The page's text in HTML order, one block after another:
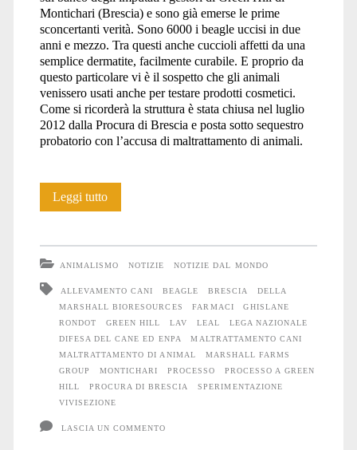
Montichari (Brescia) e sono già emerse le prime
sconcertanti verità. Sono 6000 i beagle uccisi in due
anni e mezzo. Tra questi anche cuccioli affetti da una
semplice dermatite, facilmente curabile. E proprio da
questo particolare vi è il sospetto che gli animali
venissero usati anche per testare prodotti cosmetici.
Come si ricorderà la struttura è stata chiusa nel luglio
2012 dalla Procura di Brescia e posta sotto sequestro
probatorio con l’accusa di maltrattamento di animali.
Leggi tuttoVia
Hill,
prime
rivelazioni:
uccisi
6.000
ANIMALISMO NOTIZIE NOTIZIE DAL MONDO
ALLEVAMENTO CANI BEAGLE BRESCIA
DELLA
MARSHALL BIORESOURCES
FARMACI
GHISLANE
RONDOT
GREEN HILL LAV LEAL
LEGA NAZIONALE
DIFESA DEL CANE ED ENPA
MALTRATTAMENTO CANI
MALTRATTAMENTO DI ANIMAL
MARSHALL FARMS
GROUP
MONTICHARI PROCESSO
PROCESSO A GREEN
HILL
PROCURA DI BRESCIA
SPERIMENTAZIONE
VIVISEZIONE
LASCIA UN COMMENTO